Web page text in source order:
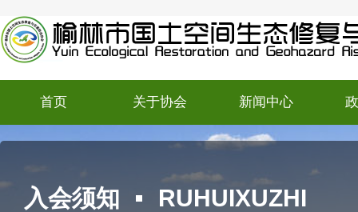
首页 关于协会 新闻中心
入会须知 RUHUIXUZHI